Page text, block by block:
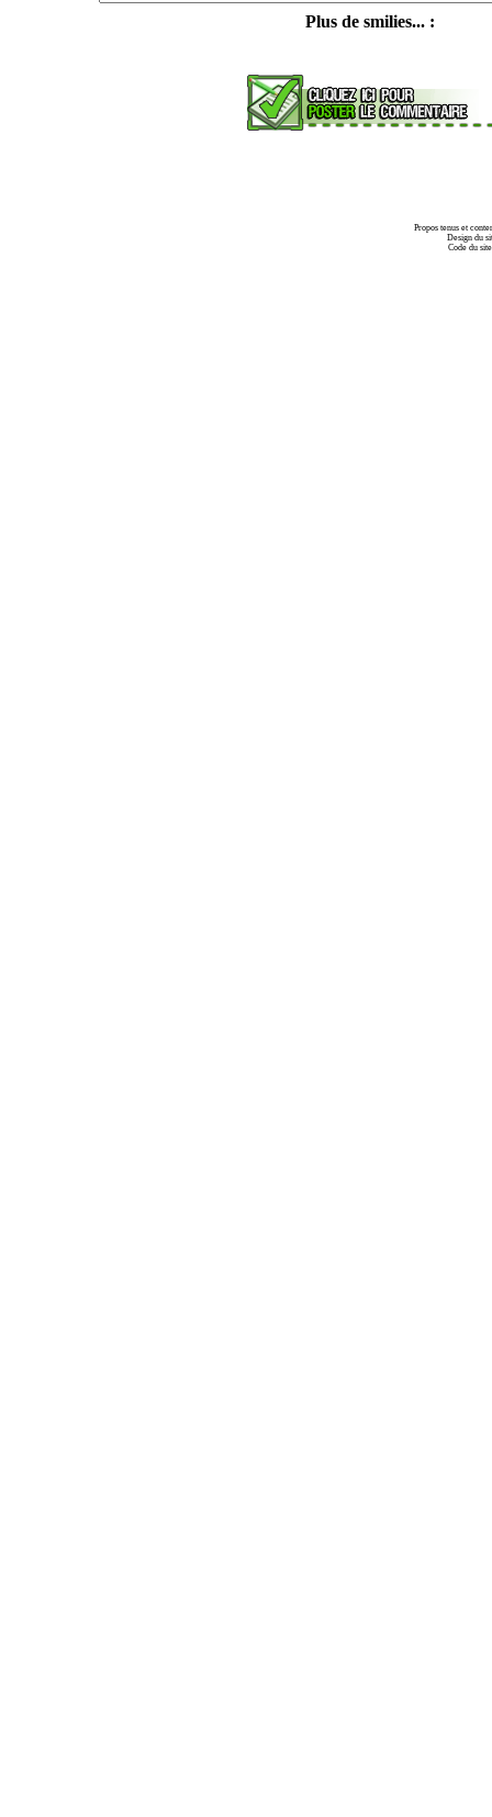
Plus de smilies... :
Propos tenus et
Design du
Code du